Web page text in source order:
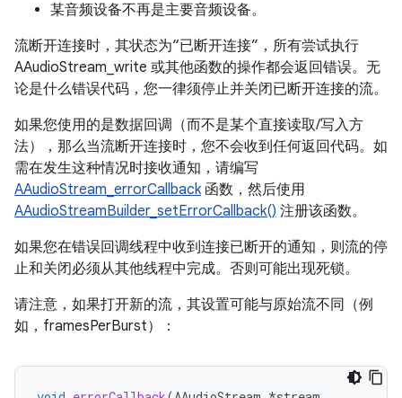
某音频设备不再是主要音频设备。
流断开连接时，其状态为“已断开连接”，所有尝试执行
AAudioStream_write 或其他函数的操作都会返回错误。无
论是什么错误代码，您一律须停止并关闭已断开连接的流。
如果您使用的是数据回调（而不是某个直接读取/写入方
法），那么当流断开连接时，您不会收到任何返回代码。如
需在发生这种情况时接收通知，请编写
AAudioStream_errorCallback函数，然后使用
AAudioStreamBuilder_setErrorCallback() 注册该函数。
如果您在错误回调线程中收到连接已断开的通知，则流的停
止和关闭必须从其他线程中完成。否则可能出现死锁。
请注意，如果打开新的流，其设置可能与原始流不同（例
如，framesPerBurst）：